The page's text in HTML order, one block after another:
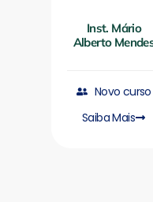
Inst. Mário
Alberto
Novo curso
Saiba Mais